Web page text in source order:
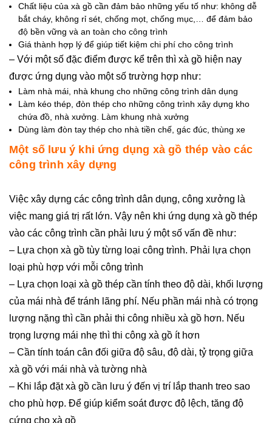
Chất liệu của xà gồ cần đảm bảo những yếu tố như: không dễ
bắt cháy, không rỉ sét, chống mọt, chống mục,… để đảm bảo
độ bền vững và an toàn cho công trình
Giá thành hợp lý để giúp tiết kiệm chi phí cho công trình
– Với một số đặc điểm được kể trên thì xà gồ hiện nay
được ứng dụng vào một số trường hợp như:
Làm nhà mái, nhà khung cho những công trình dân dụng
Làm kéo thép, đòn thép cho những công trình xây dựng kho
chứa đồ, nhà xưởng. Làm khung nhà xưởng
Dùng làm đòn tay thép cho nhà tiền chế, gác đúc, thùng xe
Một số lưu ý khi ứng dụng xà gồ thép vào các
công trình xây dựng
Việc xây dựng các công trình dân dụng, công xưởng là
việc mang giá trị rất lớn. Vậy nên khi ứng dụng xà gồ thép
vào các công trình cần phải lưu ý một số vấn đề như:
– Lựa chọn xà gồ tùy từng loại công trình. Phải lựa chọn
loại phù hợp với mỗi công trình
– Lựa chọn loại xà gồ thép cần tính theo độ dài, khối lượng
của mái nhà để tránh lãng phí. Nếu phần mái nhà có trọng
lượng nặng thì cần phải thi công nhiều xà gồ hơn. Nếu
trọng lượng mái nhẹ thì thi công xà gồ ít hơn
– Cần tính toán cân đối giữa độ sâu, độ dài, tỷ trọng giữa
xà gồ với mái nhà và tường nhà
– Khi lắp đặt xà gồ cần lưu ý đến vị trí lắp thanh treo sao
cho phù hợp. Để giúp kiểm soát được độ lệch, tăng độ
cứng cho xà gồ